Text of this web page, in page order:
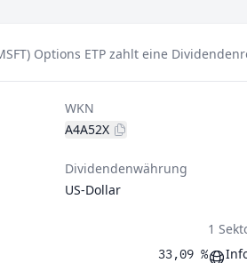
Options ETP zahlt eine
WKN
A4A52X
Dividendenwährung
US-Dollar
33,09 %
1